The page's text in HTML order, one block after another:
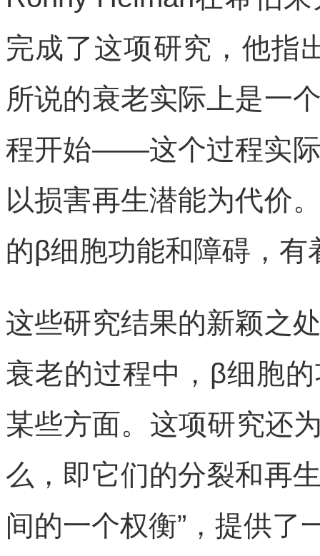
完成了这项研究，他指
所说的衰老实际上是一
程开始——这个过程实
以损害再生潜能为代价
的β细胞功能和障碍，有
这些研究结果的新颖之
衰老的过程中，β细胞
某些方面。这项研究还
么，即它们的分裂和再
间的一个权衡”，提供了